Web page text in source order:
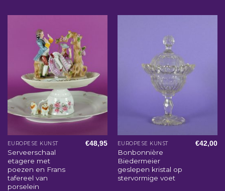
EUROPESE KUNST
Serveerschaal
etagere met
poezen en Frans
tafereel van
porselein
€48,95 EUROPESE KUNST
Bonbonnière
Biedermeier
geslepen kristal op
stervormige voet
€42,00